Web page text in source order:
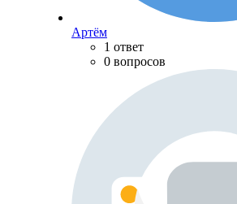
Артём
1 ответ
0 вопросов